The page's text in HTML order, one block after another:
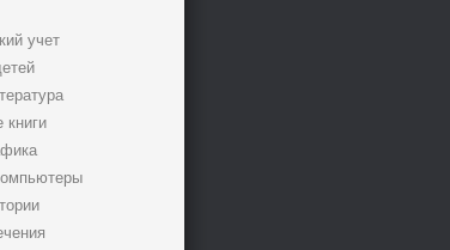
учет
книги